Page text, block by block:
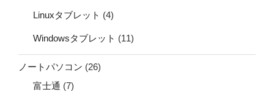
Linuxタブレット (4)
Windowsタブレット (11)
ノートパソコン (26)
富士通 (7)